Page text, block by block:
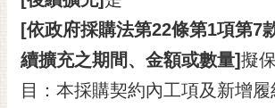
[依政府採購法第22條第1項第7
續擴充之期間、金額或數量]擬
目：本採購契約內工項及新增履